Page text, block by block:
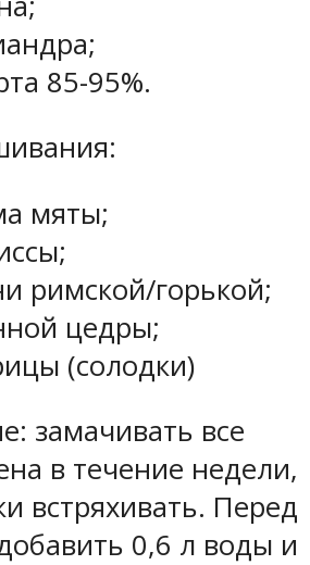
85-95%.
мяты;
римской/горькой;
цедры;
(солодки)
замачивать все
в течение недели,
встряхивать. Перед
0,6 л воды и